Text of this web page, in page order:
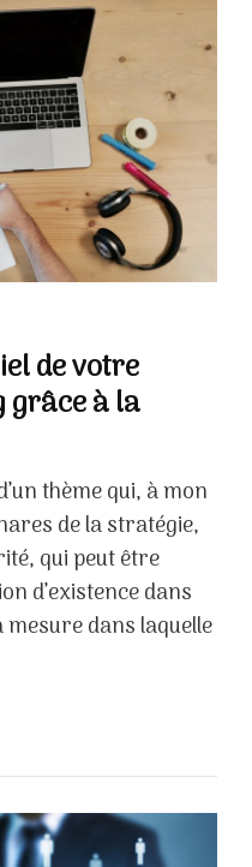
de votre
à la
thème qui, à mon
de la stratégie,
qui peut être
d’existence dans
dans laquelle